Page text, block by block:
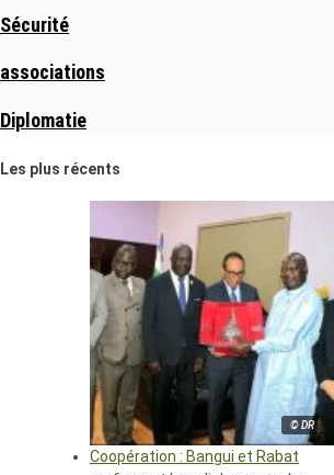
Sécurité
associations
Diplomatie
Les plus récents
© DR
Coopération : Bangui et Rabat